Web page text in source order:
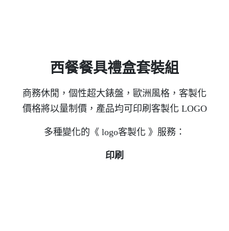
西餐餐具禮盒套裝組
商務休閒，個性超大錶盤，歐洲風格，客製化
價格將以量制價，產品均可印刷客製化 LOGO
多種變化的《 logo客製化 》服務：
印刷